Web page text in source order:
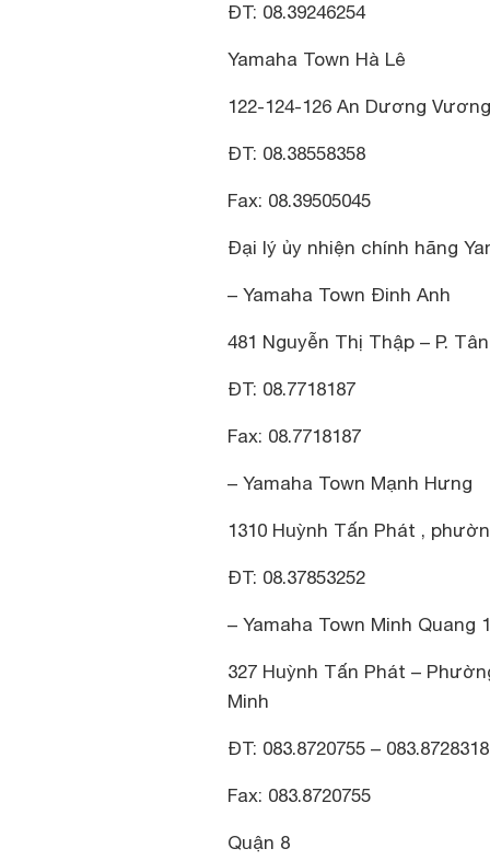
ĐT: 08.39246254
Yamaha Town Hà Lê
122-124-126 An Dương
ĐT: 08.38558358
Fax: 08.39505045
Đại lý ủy nhiện chính hãng
– Yamaha Town Đinh Anh
481 Nguyễn Thị Thập – P.
ĐT: 08.7718187
Fax: 08.7718187
– Yamaha Town Mạnh Hưng
1310 Huỳnh Tấn Phát ,
ĐT: 08.37853252
– Yamaha Town Minh Quang 1
327 Huỳnh Tấn Phát –
Minh
ĐT: 083.8720755 – 083.8728318
Fax: 083.8720755
Quận 8